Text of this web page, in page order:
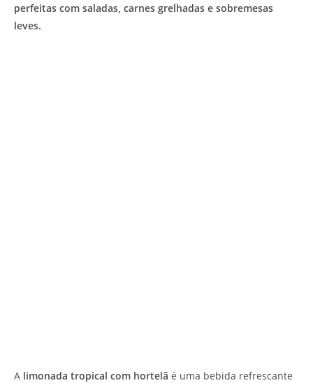
perfeitas com saladas, carnes grelhadas e sobremesas
leves.
A limonada tropical com hortelã é uma bebida refrescante